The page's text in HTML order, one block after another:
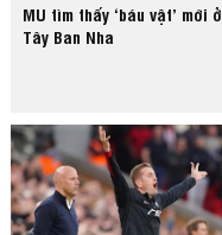
MU tìm thấy ‘báu vật’ mới ở
Tây Ban Nha